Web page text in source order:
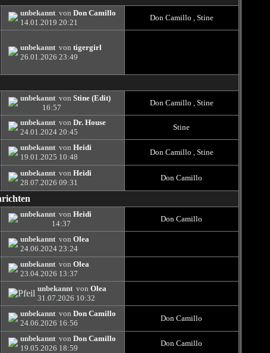
unbekanntvon Don Camillo
14.01.2019 20:21
Don Camillo , Stine
unbekanntvon tigergirl
26.01.2026 23:49
unbekanntvon Stine (Edit)
16:57
Don Camillo , Stine
unbekanntvon Dr. House
24.01.2024 20:45
Stine
unbekanntvon Heidi
19.01.2025 10:48
Don Camillo , Stine
unbekanntvon Heidi
28.07.2026 09:31
Don Camillo
unbekanntvon Heidi
14:37
Don Camillo
unbekanntvon Olea
24.06.2024 23:24
unbekanntvon Olea
23.04.2026 13:37
unbekanntvon Olea
31.07.2026 10:32
unbekanntvon Don Camillo
24.06.2026 16:56
Don Camillo
unbekanntvon Don Camillo
19.05.2026 18:59
Don Camillo